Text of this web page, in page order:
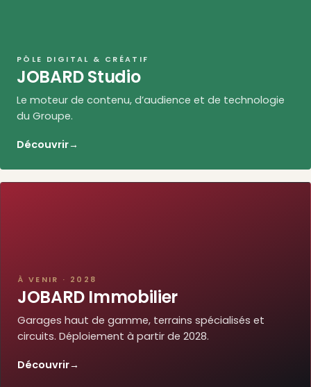
PÔLE DIGITAL & CRÉATIF
JOBARD Studio
Le moteur de contenu, d’audience et de technologie
du Groupe.
Découvrir→
À VENIR · 2028
JOBARD Immobilier
Garages haut de gamme, terrains spécialisés et
circuits. Déploiement à partir de 2028.
Découvrir→